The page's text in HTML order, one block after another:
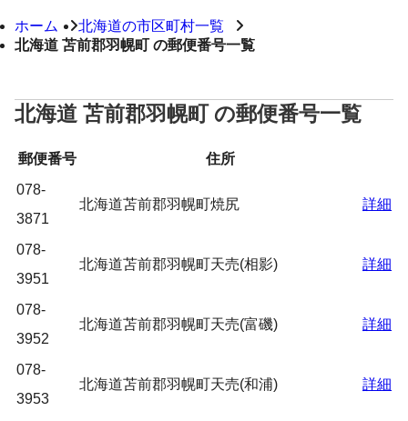
ホーム
北海道の市区町村一覧
北海道 苫前郡羽幌町 の郵便番号一覧
北海道 苫前郡羽幌町 の郵便番号一覧
郵便番号
住所
078-
3871
北海道苫前郡羽幌町焼尻 詳細
078-
3951
北海道苫前郡羽幌町天売(相影) 詳細
078-
3952
北海道苫前郡羽幌町天売(富磯) 詳細
078-
3953
北海道苫前郡羽幌町天売(和浦) 詳細